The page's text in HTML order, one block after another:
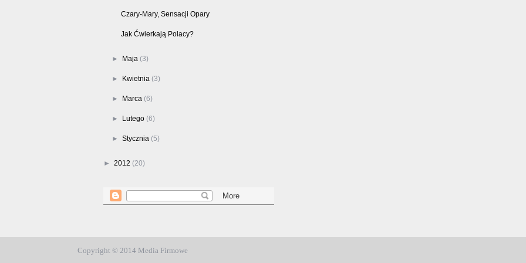
Czary-Mary, Sensacji Opary
Jak Ćwierkają Polacy?
► Maja (3)
► Kwietnia (3)
► Marca (6)
► Lutego (6)
►Stycznia (5)
► 2012 (20)
Copyright © 2014 Media Firmowe